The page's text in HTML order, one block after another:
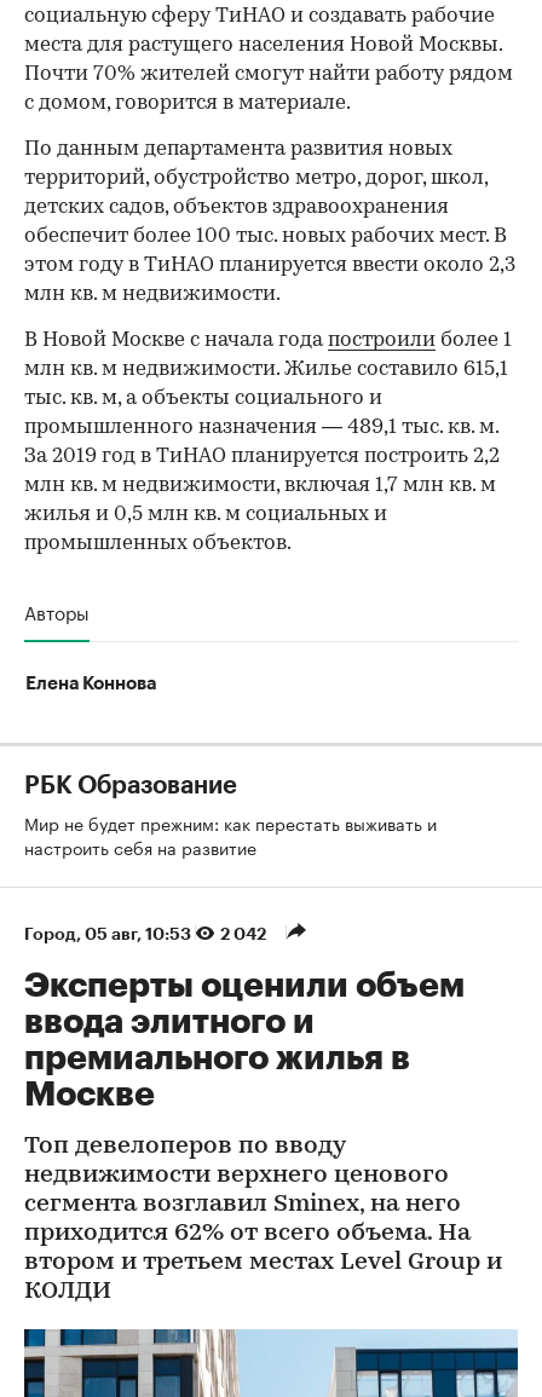
социальную сферу ТиНАО и создавать рабочие
места для растущего населения Новой Москвы.
Почти 70% жителей смогут найти работу рядом
с домом, говорится в материале.
По данным департамента развития новых
территорий, обустройство метро, дорог, школ,
детских садов, объектов здравоохранения
обеспечит более 100 тыс. новых рабочих мест. В
этом году в ТиНАО планируется ввести около 2,3
млн кв. м недвижимости.
В Новой Москве с начала годапостроили более 1
млн кв. м недвижимости. Жилье составило 615,1
тыс. кв. м, а объекты социального и
промышленного назначения — 489,1 тыс. кв. м.
За 2019 год в ТиНАО планируется построить 2,2
млн кв. м недвижимости, включая 1,7 млн кв. м
жилья и 0,5 млн кв. м социальных и
промышленных объектов.
Авторы
Елена Коннова
РБК Образование
Мир не будет прежним: как перестать выживать и
настроить себя на развитие
Эксперты оценили объем
ввода элитного и
премиального жилья в
Москве